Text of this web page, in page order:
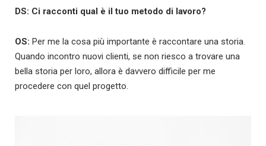
DS: Ci racconti qual è il tuo metodo di lavoro?
OS: Per me la cosa più importante è raccontare una storia.
Quando incontro nuovi clienti, se non riesco a trovare una
bella storia per loro, allora è davvero difficile per me
procedere con quel progetto.